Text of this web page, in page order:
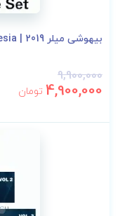
بیهوشی میلر 2019 | Miller's Anesthesia
9,900,000
4,900,000 تومان